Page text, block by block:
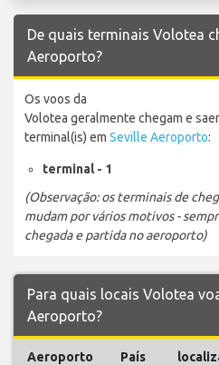
De quais terminais Volotea
Aeroporto?
Os voos da
Volotea geralmente chegam e
terminal(is) em Seville Aeroporto:
terminal - 1
(Observação: os terminais de
mudam por vários motivos -
chegada e partida no aeroporto)
Para quais locais Volotea
Aeroporto?
Aeroporto País